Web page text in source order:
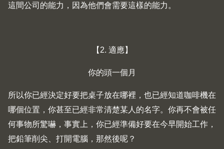
這間公司的能力，因為他們會需要這樣的能力。
【2. 適應】
你的頭一個月
所以你已經決定好要把桌子放在哪裡，也已經知道咖啡機在
哪個位置，你甚至已經非常清楚某人的名字。你再不會被任
何事物所驚嚇，事實上，你已經準備好要在今早開始工作，
把鉛筆削尖、打開電腦，那然後呢？